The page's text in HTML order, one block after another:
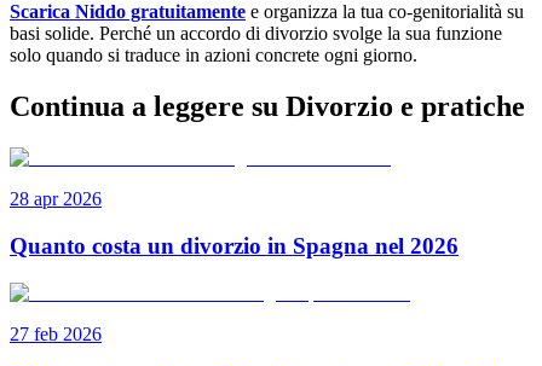
Scarica Niddo gratuitamente e organizza la tua co-genitorialità su
basi solide. Perché un accordo di divorzio svolge la sua funzione
solo quando si traduce in azioni concrete ogni giorno.
Continua a leggere su Divorzio e pratiche
28 apr 2026
Quanto costa un divorzio in Spagna nel 2026
27 feb 2026